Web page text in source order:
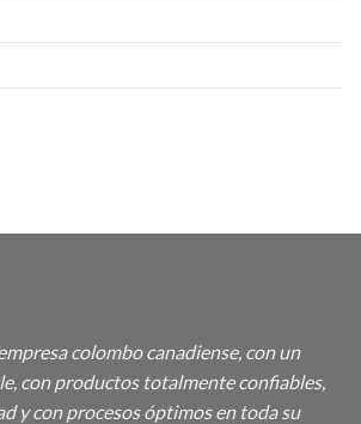
colombo canadiense, con un
con productos totalmente confiables,
y con procesos óptimos en toda su